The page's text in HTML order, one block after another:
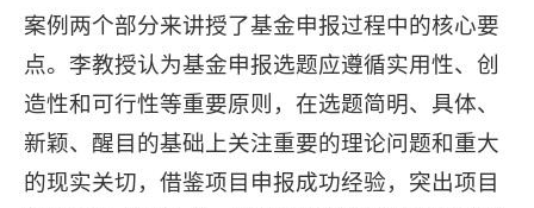
案例两个部分来讲授了基金申报过程中的核心要
点。李教授认为基金申报选题应遵循实用性、创
造性和可行性等重要原则，在选题简明、具体、
新颖、醒目的基础上关注重要的理论问题和重大
的现实关切，借鉴项目申报成功经验，突出项目